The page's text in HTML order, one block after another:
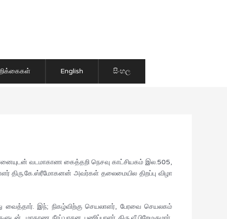
English සිංහල
வடமாகாண கைத்தறி நெசவு காட்சியகம் இல.505,
திரு.கே.ஸ்ரீமோகனன் அவர்கள் தலைமையில திறப்பு விழா
வைத்தார். இந்; நிகழ்விற்கு செயலாளர், பேரவை செயலகம்